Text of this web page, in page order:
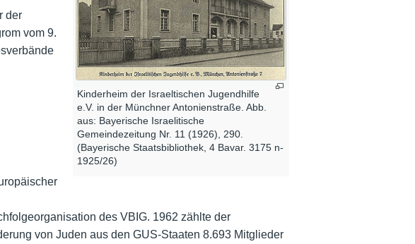
Kinderheim der Israeltischen Jugendhilfe
e.V. in der Münchner Antonienstraße. Abb.
aus: Bayerische Israelitische
Gemeindezeitung Nr. 11 (1926), 290.
(Bayerische Staatsbibliothek, 4 Bavar. 3175 n-
1925/26)
der
vom 9.
des VBIG. 1962 zählte der
von Juden aus den GUS-Staaten 8.693 Mitglieder